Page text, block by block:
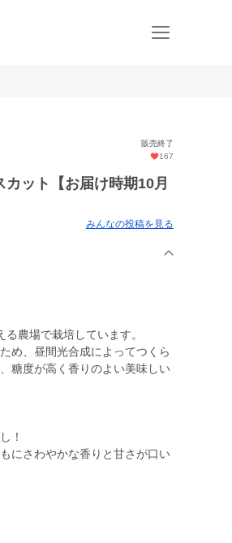
販売終了
167
ット【お届け時期10月
みんなの投稿を見る
農場で栽培しています。
め、昼間光合成によってつくら
糖度が高く香りのよい美味しい
！
にさわやかな香りと甘さが口い